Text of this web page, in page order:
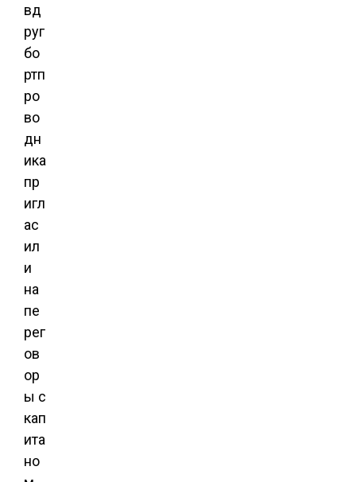
вд
руг
бо
ртп
ро
во
дн
ика
пр
игл
ас
ил
и
на
пе
рег
ов
ор
ы с
кап
ита
но